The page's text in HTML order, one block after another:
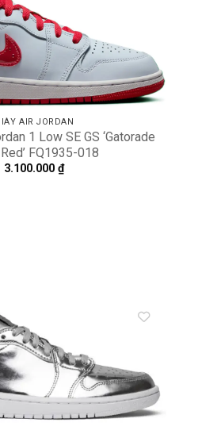
AIR JORDAN
1 Low SE GS ‘Gatorade
FQ1935-018
3.100.000₫